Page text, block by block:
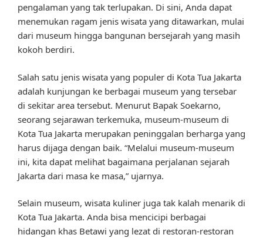
pengalaman yang tak terlupakan. Di sini, Anda dapat
menemukan ragam jenis wisata yang ditawarkan, mulai
dari museum hingga bangunan bersejarah yang masih
kokoh berdiri.
Salah satu jenis wisata yang populer di Kota Tua Jakarta
adalah kunjungan ke berbagai museum yang tersebar
di sekitar area tersebut. Menurut Bapak Soekarno,
seorang sejarawan terkemuka, museum-museum di
Kota Tua Jakarta merupakan peninggalan berharga yang
harus dijaga dengan baik. “Melalui museum-museum
ini, kita dapat melihat bagaimana perjalanan sejarah
Jakarta dari masa ke masa,” ujarnya.
Selain museum, wisata kuliner juga tak kalah menarik di
Kota Tua Jakarta. Anda bisa mencicipi berbagai
hidangan khas Betawi yang lezat di restoran-restoran